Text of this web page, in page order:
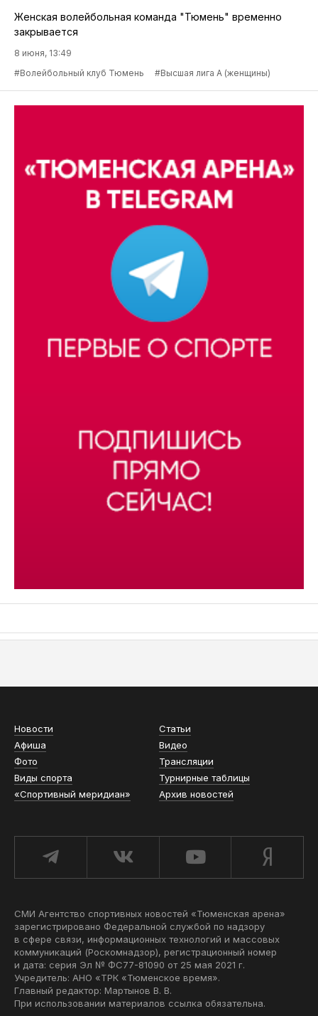
Женская волейбольная команда "Тюмень" временно
закрывается
8 июня, 13:49
#Волейбольный клуб Тюмень
#Высшая лига А (женщины)
Новости
Статьи
Афиша
Видео
Фото
Трансляции
Виды спорта
Турнирные таблицы
«Спортивный меридиан»
Архив новостей
СМИ Агентство спортивных новостей «Тюменская арена»
зарегистрировано Федеральной службой по надзору
в сфере связи, информационных технологий и массовых
коммуникаций (Роскомнадзор), регистрационный номер
и дата: серия Эл № ФС77-81090 от 25 мая 2021 г.
Учредитель: АНО «ТРК «Тюменское время».
Главный редактор: Мартынов В. В.
При использовании материалов ссылка обязательна.